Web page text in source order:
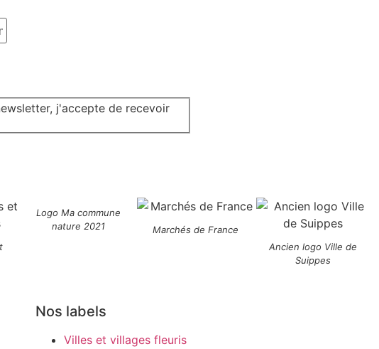
j'accepte de recevoir
Logo Ma commune
nature 2021
Marchés de France
Ancien logo Ville de
Suippes
Nos labels
Villes et villages fleuris